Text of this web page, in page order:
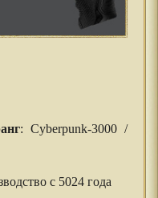
: Cyberpunk-3000 /
с 5024 года